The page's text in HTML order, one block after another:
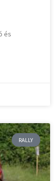
és
RALLY